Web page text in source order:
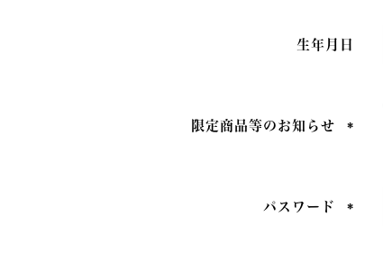
生年月日
限定商品等のお知らせ
パスワード